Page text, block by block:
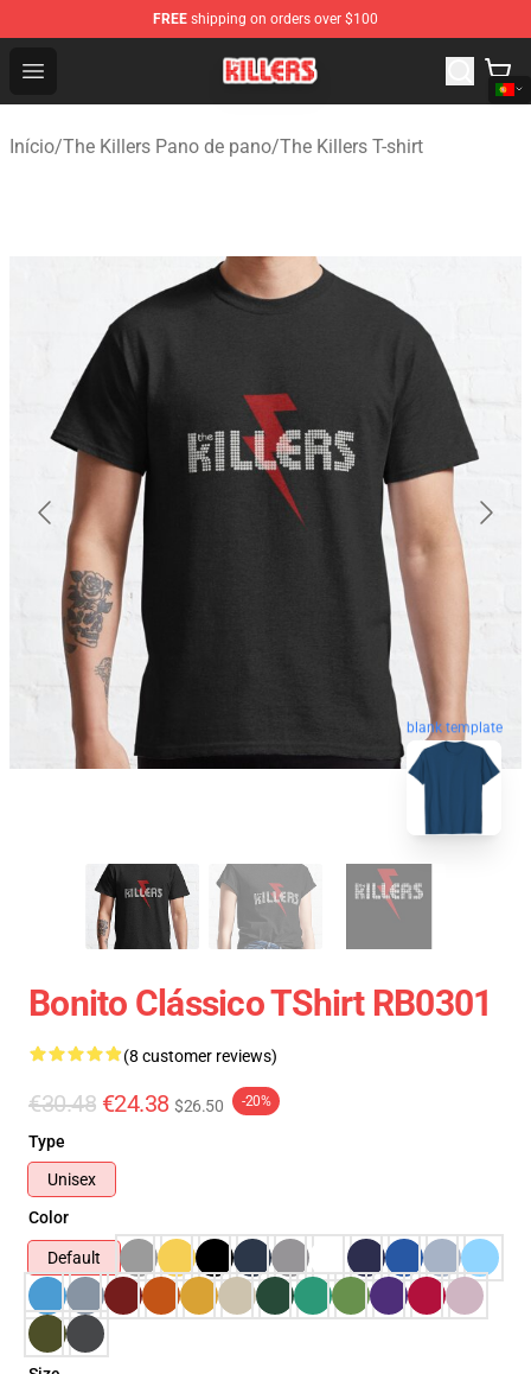
FREE shipping on orders over $100
Open menu
The Killers Shop - Official The Killers Merchandise Store
Início/The Killers Pano de pano/The Killers T-shirt
blank template
Bonito Clássico TShirt RB0301
(8 customer reviews)
€30.48 €24.38 $26.50 -20%
Type
Unisex
Color
Default